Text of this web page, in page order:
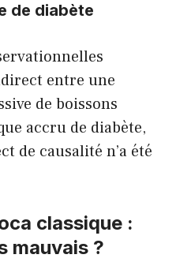
de diabète
entre une
de boissons
accru de diabète,
de causalité n’a été
classique :
mauvais ?